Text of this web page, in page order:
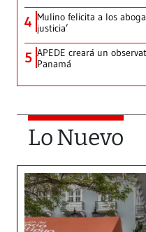
4 Mulino felicita a los
justicia’
5 APEDE creará un
Panamá
Lo Nuevo